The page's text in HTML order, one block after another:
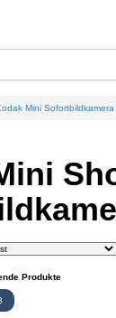
Mini Sofortbildkamera
Produkte